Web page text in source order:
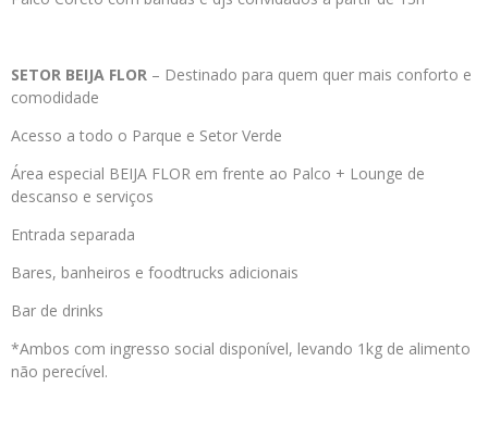
SETOR BEIJA FLOR – Destinado para quem quer mais conforto e
comodidade
Acesso a todo o Parque e Setor Verde
Área especial BEIJA FLOR em frente ao Palco + Lounge de
descanso e serviços
Entrada separada
Bares, banheiros e foodtrucks adicionais
Bar de drinks
*Ambos com ingresso social disponível, levando 1kg de alimento
não perecível.